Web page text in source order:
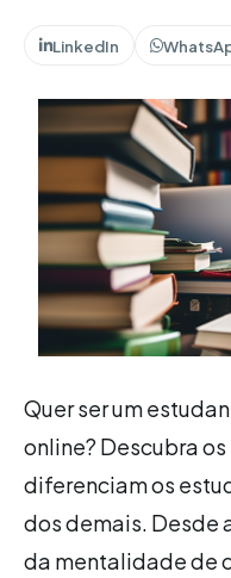
LinkedIn
Quer ser um
online? Descubra
diferenciam os
dos demais. Desde
da mentalidade de